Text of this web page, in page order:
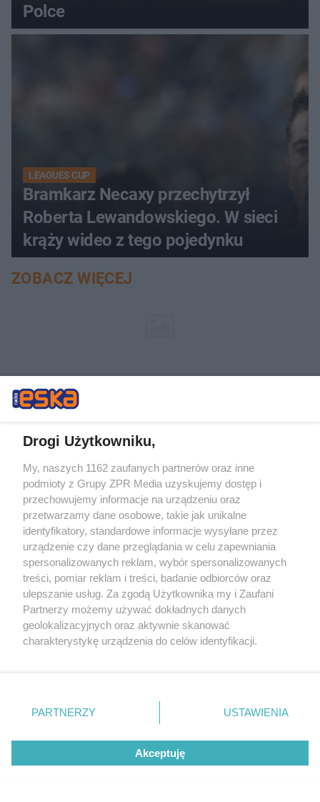
Polce
LEAGUES CUP
Bramkarz Necaxy przechytrzył
Roberta Lewandowskiego. W sieci
krąży wideo z tego pojedynku
ZOBACZ WIĘCEJ
tym także elektroniczny lub mechaniczny) na jakimkolwiek polu
Internecie bez pisemnej zgody właściciela praw. Jakiekolwiek użycie lub
wykorzystanie utworów w całości lub w części z naruszeniem prawa,
tzn. bez właściwej zgody, jest zabronione pod groźbą kary i może być
Drogi Użytkowniku,
My, naszych 1162 zaufanych partnerów oraz inne
podmioty z Grupy ZPR Media uzyskujemy dostęp i
przechowujemy informacje na urządzeniu oraz
przetwarzamy dane osobowe, takie jak unikalne
identyfikatory, standardowe informacje wysyłane przez
urządzenie czy dane przeglądania w celu zapewniania
spersonalizowanych reklam, wybór spersonalizowanych
treści, pomiar reklam i treści, badanie odbiorców oraz
ulepszanie usług. Za zgodą Użytkownika my i Zaufani
Partnerzy możemy używać dokładnych danych
geolokalizacyjnych oraz aktywnie skanować
charakterystykę urządzenia do celów identyfikacji.
zmienić/wycofać klikając przycisk ustawień prywatności
znajdujący się w lewym dolnym rogu strony
rodzaje przetwarzania danych nie wymagają zgody
użytkownika, ale masz prawo sprzeciwić się takiemu
przetwarzaniu. Preferencje będą miały zastosowanie tylko
PARTNERZY USTAWIENIA
Akceptuję